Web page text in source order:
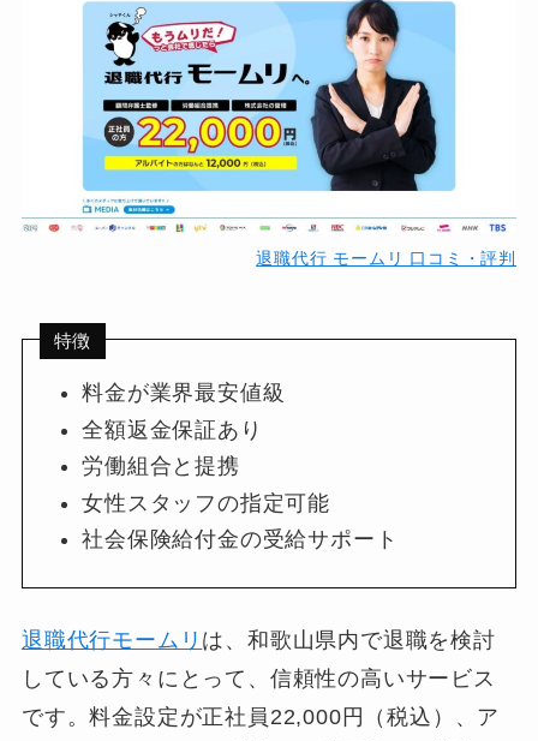
退職代行 モームリ 口コミ・評判
特徴
料金が業界最安値級
全額返金保証あり
労働組合と提携
女性スタッフの指定可能
社会保険給付金の受給サポート
退職代行モームリ は、和歌山県内で退職を検討
している方々にとって、信頼性の高いサービス
です。料金設定が正社員22,000円（税込）、ア